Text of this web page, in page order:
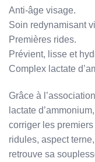
Anti-âge visage.
Soin redynamisant
Premières rides.
Prévient, lisse et
Complex lactate
Grâce à
lactate
corriger les
ridules, aspect
retrouve sa